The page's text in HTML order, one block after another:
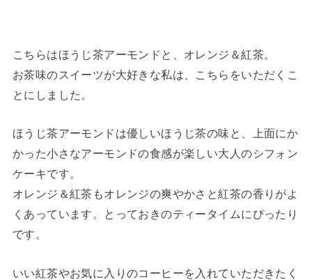
こちらはほうじ茶アーモンドと、オレンジ＆紅茶。
お茶味のスイーツが大好きな私は、こちらをいただくこ
とにしました。
ほうじ茶アーモンドは優しいほうじ茶の味と、上面にか
かった小さなアーモンドの食感が楽しい大人のシフォン
ケーキです。
オレンジ＆紅茶もオレンジの爽やかさと紅茶の香りがよ
くあっています。とっておきのティータイムにぴったり
です。
いい紅茶やお気に入りのコーヒーを入れていただきたく